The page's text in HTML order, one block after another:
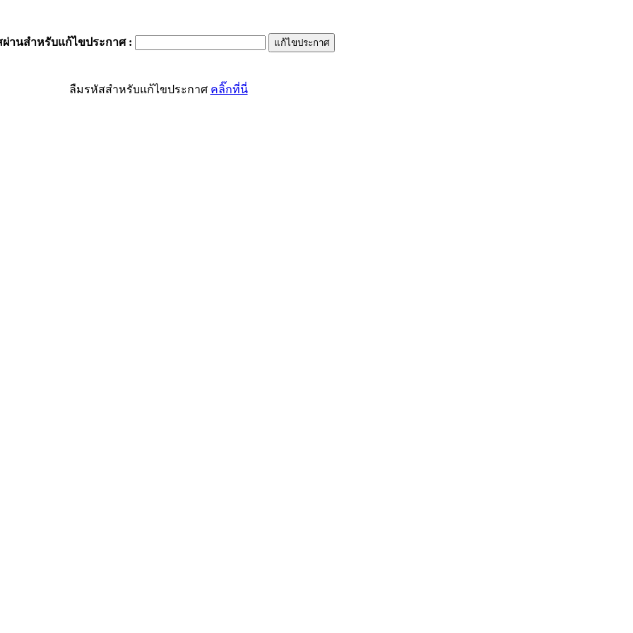
ผ่านสำหรับแก้ไขประกาศ:
ลืมรหัสสำหรับแก้ไขประกาศ คลิ๊กที่นี่